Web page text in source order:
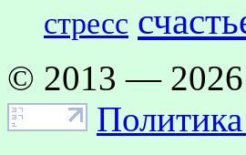
стресс
© 2013 — 2026